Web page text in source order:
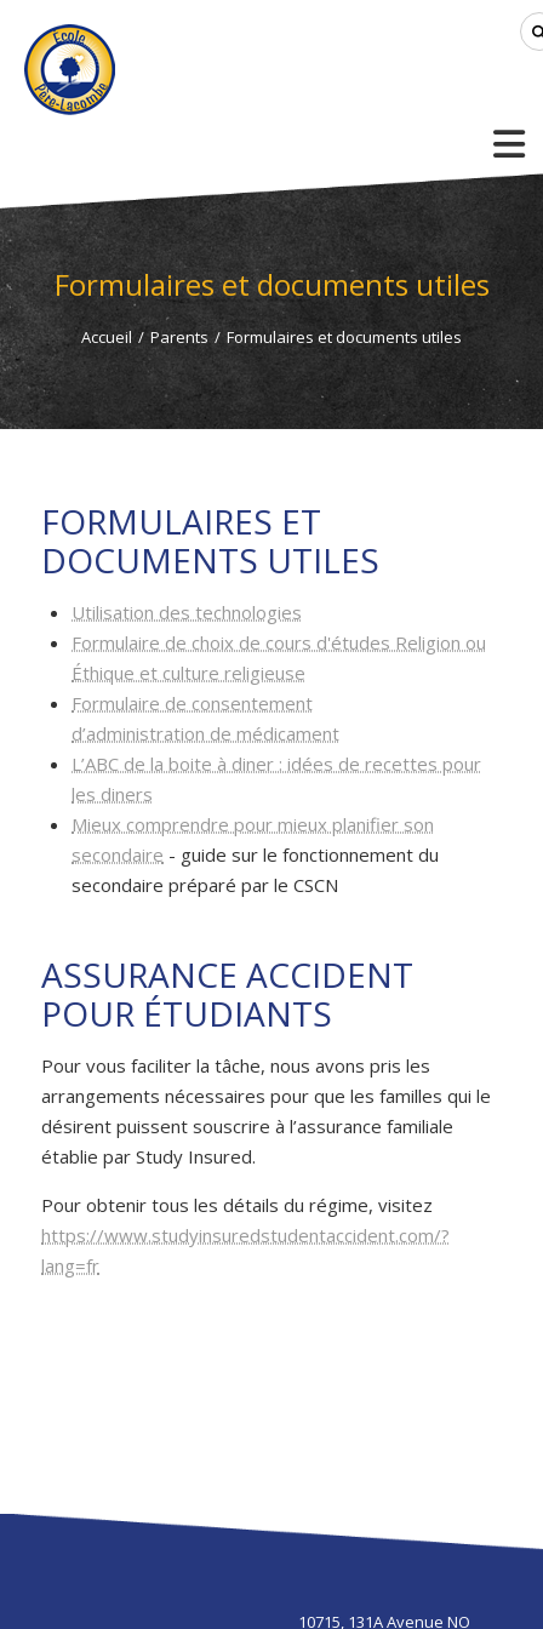
Formulaires et documents utiles
Accueil / Parents / Formulaires et documents utiles
FORMULAIRES ET
DOCUMENTS UTILES
Utilisation des technologies
Formulaire de choix de cours d'études Religion ou
Éthique et culture religieuse
Formulaire de consentement
d’administration de médicament
L’ABC de la boite à diner : idées de recettes pour
les diners
Mieux comprendre pour mieux planifier son
secondaire - guide sur le fonctionnement du
secondaire préparé par le CSCN
ASSURANCE ACCIDENT
POUR ÉTUDIANTS
Pour vous faciliter la tâche, nous avons pris les
arrangements nécessaires pour que les familles qui le
désirent puissent souscrire à l’assurance familiale
établie par Study Insured.
Pour obtenir tous les détails du régime, visitez
https://www.studyinsuredstudentaccident.com/?
lang=fr
10715, 131A Avenue NO